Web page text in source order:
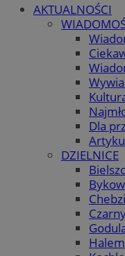
AKTUALNOŚCI
Dla
DZIELNICE